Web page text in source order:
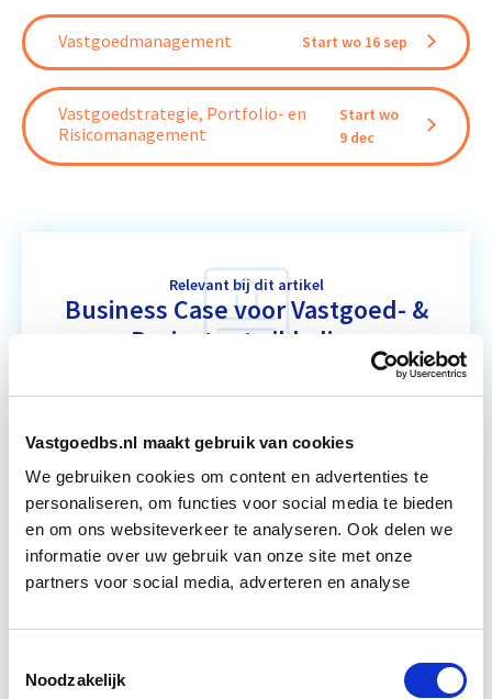
Vastgoedbs.nl maakt gebruik van cookies
We gebruiken cookies om content en advertenties te
personaliseren, om functies voor social media te bieden
en om ons websiteverkeer te analyseren. Ook delen we
informatie over uw gebruik van onze site met onze
partners voor social media, adverteren en analyse
Noodzakelijk
Vastgoedmanagement Start wo 16 sep
Vastgoedstrategie, Portfolio- en
Risicomanagement
Start wo
9 dec
Relevant bij dit artikel
Business Case voor Vastgoed- &
Projectontwikkeling
vastgoedprojecten te realiseren en/of te
verbeteren. De belangrijkste trends in vastgoed
komen voorbij, waarbij de… Lees verder
Utrecht en/of online
4 - 8 uur per week